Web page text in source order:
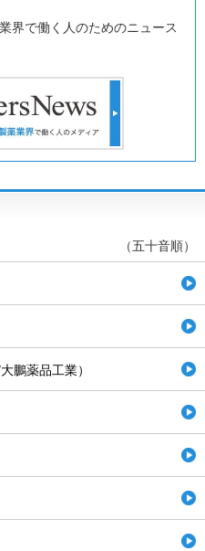
界で働く人のためのニュース
（五十音順）
鵬薬品工業）